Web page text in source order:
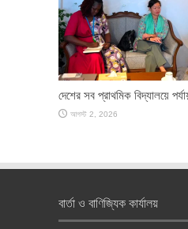
দেশের সব প্রাথমিক বিদ্যালয়ে
আগস্ট 2, 2026
বার্তা ও বাণিজ্যিক কার্যালয়